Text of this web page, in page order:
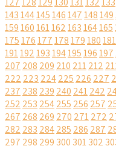
143144145146147148149
159160161162163164165
175176177178179180181
191192193194195196197
207 208 209 210 211212
222 223 224225 226 227
237 238 239 240 241242
252 253 254255 256 257
267 268 269 270 271272
282 283 284285 286 287
297 298 299 300 301302